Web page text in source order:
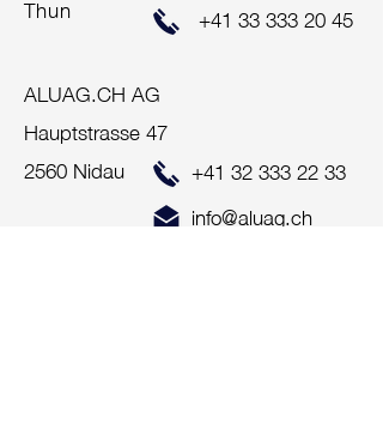
Thun
+41 33 333 20 45
ALUAG.CH AG
Hauptstrasse 47
2560 Nidau
+41 32 333 22 33
info@aluag.ch